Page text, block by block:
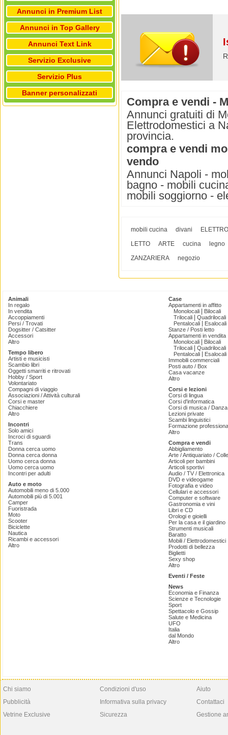
Annunci in Premium List
Annunci in Top Gallery
Annunci Text Link
Servizio Exclusive
Servizio Plus
Banner personalizzati
Compra e vendi -
Annunci gratuiti di
Elettrodomestici a
provincia.
compra e vendi
vendo
Annunci Napoli -
bagno - mobili
mobili soggiorno -
mobili cucina divani
LETTO
ARTE cucina
legno
ZANZARIERA
negozio
Animali
In regalo
In vendita
Accoppiamenti
Persi / Trovati
Dogsitter / Catsitter
Accessori
Altro
Tempo libero
Artisti e musicisti
Scambio libri
Oggetti smarriti e ritrovati
Hobby / Sport
Volontariato
Compagni di viaggio
Associazioni / Attività culturali
Corsi e master
Chiacchiere
Altro
Incontri
Solo amici
Incroci di sguardi
Trans
Donna cerca uomo
Donna cerca donna
Uomo cerca donna
Uomo cerca uomo
Incontri per adulti
Auto e moto
Automobili meno di 5.000
Automobili più di 5.001
Camper
Fuoristrada
Moto
Scooter
Biciclette
Nautica
Ricambi e accessori
Altro
Case
Appartamenti in affitto
Monolocali
Bilocali
Trilocali
Quadrilocali
Pentalocali
Esalocali
Stanze / Posti letto
Appartamenti in vendita
Monolocali
Bilocali
Trilocali
Quadrilocali
Pentalocali
Esalocali
Immobili commerciali
Posti auto / Box
Casa vacanze
Altro
Corsi e lezioni
Corsi di lingua
Corsi d'informatica
Corsi di musica /
Lezioni private
Scambi linguistici
Formazione
Altro
Compra e vendi
Abbigliamento
Arte / Antiquariato /
Articoli per bambini
Articoli sportivi
Audio / TV / Elettronica
DVD e videogame
Fotografia e video
Cellulari e accessori
Computer e software
Gastronomia e vini
Libri e CD
Orologi e gioielli
Per la casa e il giardino
Strumenti musicali
Baratto
Mobili / Elettrodomestici
Prodotti di bellezza
Biglietti
Sexy shop
Altro
Eventi / Feste
News
Economia e Finanza
Scienze e Tecnologie
Sport
Spettacolo e Gossip
Salute e Medicina
UFO
Italia
dal Mondo
Altro
Chi siamo
Pubblicità
Vetrine Exclusive
Condizioni d'uso
Informativa sulla privacy
Sicurezza
Aiuto
Contattaci
Gestione